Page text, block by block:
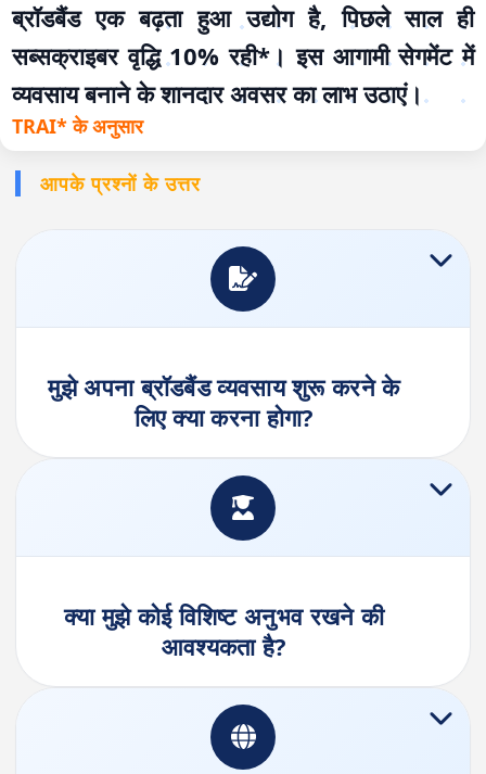
ब्रॉडबैंड एक बढ़ता हुआ उद्योग है, पिछले साल ही
सब्सक्राइबर वृद्धि 10% रही*। इस आगामी सेगमेंट में
व्यवसाय बनाने के शानदार अवसर का लाभ उठाएं।
TRAI* के अनुसार
आपके प्रश्नों के उत्तर
मुझे अपना ब्रॉडबैंड व्यवसाय शुरू करने के
लिए क्या करना होगा?
क्या मुझे कोई विशिष्ट अनुभव रखने की
आवश्यकता है?